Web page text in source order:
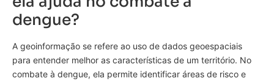
dengue?
A geoinformação se refere ao uso de dados geoespaciais
para entender melhor as características de um território. No
combate à dengue, ela permite identificar áreas de risco e